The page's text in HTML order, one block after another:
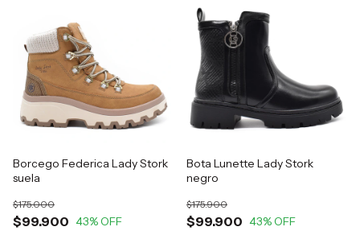
Borcego Federica Lady Stork
suela
$99.900
$175.000
43% OFF
Bota Lunette Lady Stork
negro
$99.900
$175.900
43% OFF